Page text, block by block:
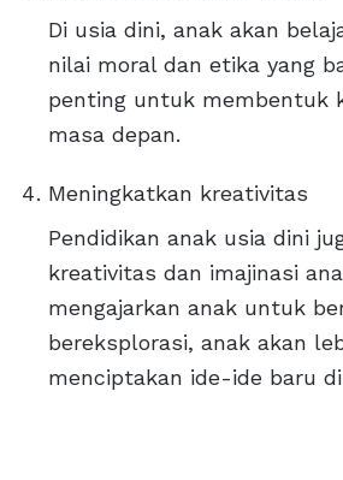
Di usia dini, anak akan
nilai moral dan etika yang
penting untuk membentuk
masa depan.
Meningkatkan kreativitas
Pendidikan anak usia dini
kreativitas dan imajinasi
mengajarkan anak untuk
bereksplorasi, anak akan
menciptakan ide-ide baru